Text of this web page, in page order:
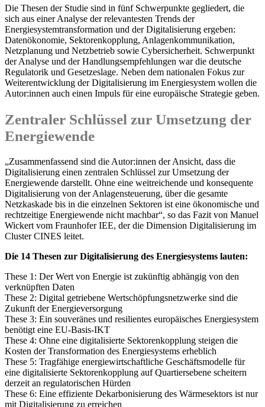
Die Thesen der Studie sind in fünf Schwerpunkte gegliedert, die
sich aus einer Analyse der relevantesten Trends der
Energiesystemtransformation und der Digitalisierung ergeben:
Datenökonomie, Sektorenkopplung, Anlagenkommunikation,
Netzplanung und Netzbetrieb sowie Cybersicherheit. Schwerpunkt
der Analyse und der Handlungsempfehlungen war die deutsche
Regulatorik und Gesetzeslage. Neben dem nationalen Fokus zur
Weiterentwicklung der Digitalisierung im Energiesystem wollen die
Autor:innen auch einen Impuls für eine europäische Strategie geben.
Zentraler Schlüssel zur Umsetzung der
Energiewende
„Zusammenfassend sind die Autor:innen der Ansicht, dass die
Digitalisierung einen zentralen Schlüssel zur Umsetzung der
Energiewende darstellt. Ohne eine weitreichende und konsequente
Digitalisierung von der Anlagensteuerung, über die gesamte
Netzkaskade bis in die einzelnen Sektoren ist eine ökonomische und
rechtzeitige Energiewende nicht machbar“, so das Fazit von Manuel
Wickert vom Fraunhofer IEE, der die Dimension Digitalisierung im
Cluster CINES leitet.
Die 14 Thesen zur Digitalisierung des Energiesystems lauten:
These 1: Der Wert von Energie ist zukünftig abhängig von den
verknüpften Daten
These 2: Digital getriebene Wertschöpfungsnetzwerke sind die
Zukunft der Energieversorgung
These 3: Ein souveränes und resilientes europäisches Energiesystem
benötigt eine EU-Basis-IKT
These 4: Ohne eine digitalisierte Sektorenkopplung steigen die
Kosten der Transformation des Energiesystems erheblich
These 5: Tragfähige energiewirtschaftliche Geschäftsmodelle für
eine digitalisierte Sektorenkopplung auf Quartiersebene scheitern
derzeit an regulatorischen Hürden
These 6: Eine effiziente Dekarbonisierung des Wärmesektors ist nur
mit Digitalisierung zu erreichen